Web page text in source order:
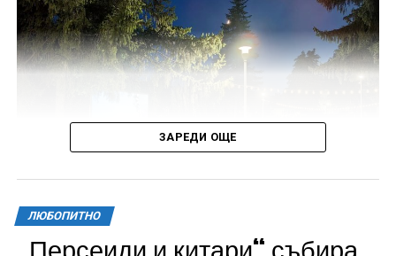
ЗАРЕДИ ОЩЕ
ЛЮБОПИТНО